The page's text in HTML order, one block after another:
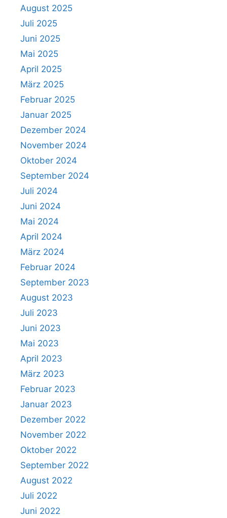
August 2025
Juli 2025
Juni 2025
Mai 2025
April 2025
März 2025
Februar 2025
Januar 2025
Dezember 2024
November 2024
Oktober 2024
September 2024
Juli 2024
Juni 2024
Mai 2024
April 2024
März 2024
Februar 2024
September 2023
August 2023
Juli 2023
Juni 2023
Mai 2023
April 2023
März 2023
Februar 2023
Januar 2023
Dezember 2022
November 2022
Oktober 2022
September 2022
August 2022
Juli 2022
Juni 2022